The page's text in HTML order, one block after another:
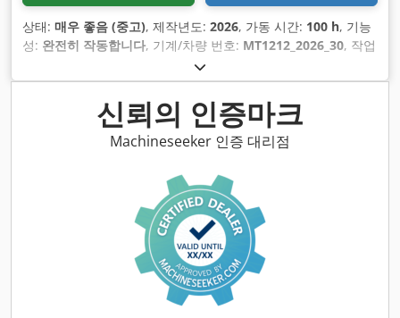
상태: 매우 좋음 (중고), 제작년도: 2026, 가동 시간: 100 h, 기능
성: 완전히 작동합니다, 기계/차량 번호: MT1212_2026_30, 작업
1,400 kg
이:1,610 mm, 총 길이:2,550 mm, 입력 전류 유형:에어컨, 보
36 개월 , 가공물 중량(최대):80 kg, 테이블 폭:
, 공기 압력:6 바, 입력 전류:16 A, 테이블 길이:
1,610 mm, 공간 요구 길이:2,550 mm
신뢰의 인증마크
Machineseeker 인증 대리점